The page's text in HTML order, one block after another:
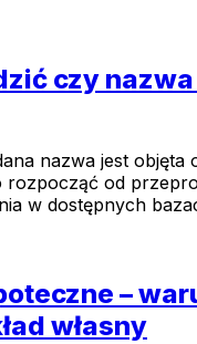
czy nazwa
nazwa jest objęta
rozpocząć od
w dostępnych
–
własny